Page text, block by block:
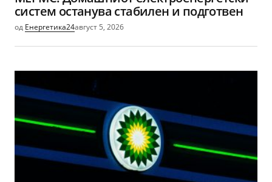
систем останува стабилен и подготвен
од Енергетика24август 5, 2026